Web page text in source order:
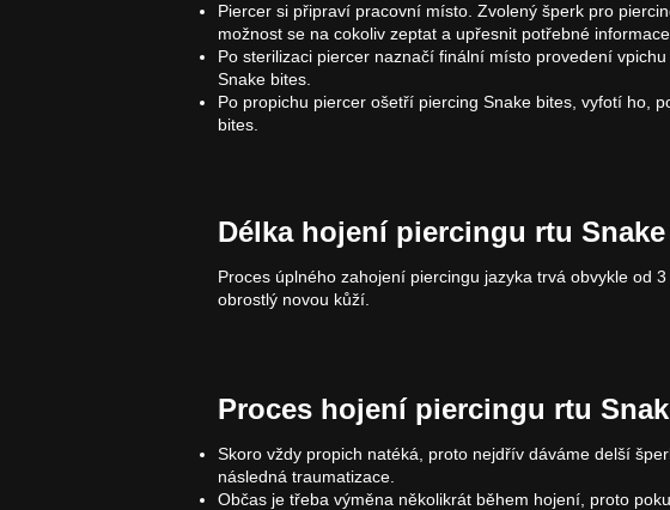
Piercer si připraví pracovní místo. Zvolený šperk pro
možnost se na cokoliv zeptat a upřesnit potřebné informace.
Po sterilizaci piercer naznačí finální místo provedení
Snake bites.
Po propichu piercer оšetří piercing Snake bites, vyfotí ho,
bites.
Délka hojení piercingu rtu
Proces úplného zahojení piercingu jazyka trvá obvykle od
obrostlý novou kůží.
Proces hojení piercingu rtu
Skoro vždy propich natéká, proto nejdřív dáváme delší
následná traumatizace.
Občas je třeba výměna několikrát během hojení, proto